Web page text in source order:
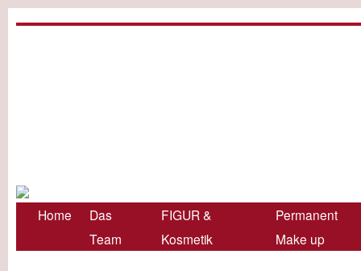
Home
Das
Team
FIGUR &
Kosmetik
Permanent
Make up